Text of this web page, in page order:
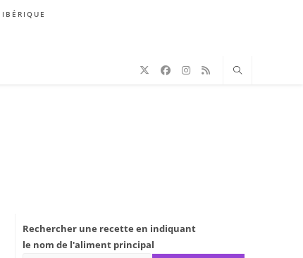
Rechercher une recette en indiquant
le nom de l'aliment principal